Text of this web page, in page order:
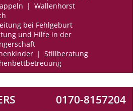
Wallenhorst
bei Fehlgeburt
und Hilfe in der
Stillberatung
0170-8157204